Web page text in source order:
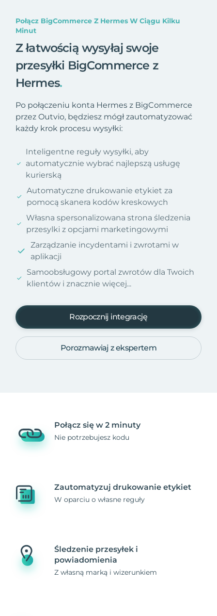
Połącz BigCommerce Z Hermes W Ciągu Kilku
Minut
Z łatwością wysyłaj swoje
przesyłki BigCommerce z
Hermes.
Po połączeniu konta Hermes z BigCommerce
przez Outvio, będziesz mógł zautomatyzować
każdy krok procesu wysyłki:
Inteligentne reguły wysyłki, aby
automatycznie wybrać najlepszą usługę
kurierską
Automatyczne drukowanie etykiet za
pomocą skanera kodów kreskowych
Własna spersonalizowana strona śledzenia
przesylki z opcjami marketingowymi
Zarządzanie incydentami i zwrotami w
aplikacji
Samoobsługowy portal zwrotów dla Twoich
klientów i znacznie więcej...
Rozpocznij integrację
Porozmawiaj z ekspertem
Połącz się w 2 minuty
Nie potrzebujesz kodu
Zautomatyzuj drukowanie etykiet
W oparciu o własne reguły
Śledzenie przesyłek i
powiadomienia
Z własną marką i wizerunkiem